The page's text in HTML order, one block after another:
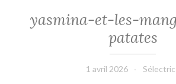
yasmina-et-les-
patates
1 avril 2026